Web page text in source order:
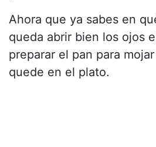
Ahora que ya sabes en
queda abrir bien los ojos
preparar el pan para
quede en el plato.